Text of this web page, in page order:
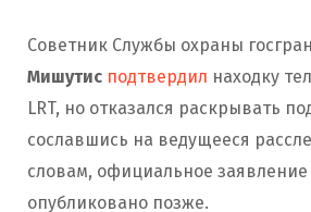
Советник Службы охраны
Мишутис подтвердил находку
LRT, но отказался раскрывать
сославшись на ведущееся
словам, официальное заявление
опубликовано позже.